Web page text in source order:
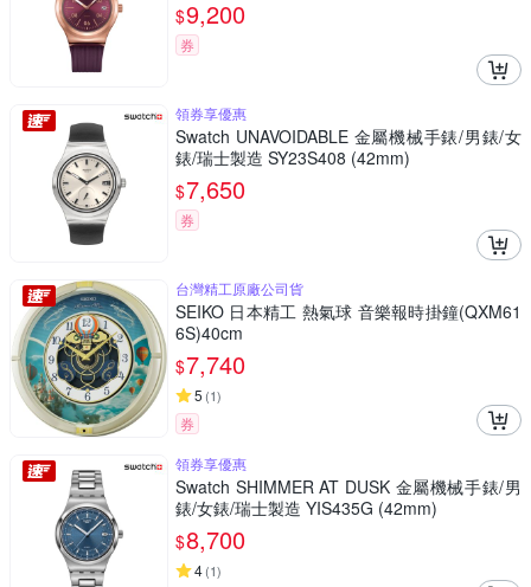
$9,200
券
領券享優惠
Swatch UNAVOIDABLE 金屬機械手錶/男錶/女
錶/瑞士製造 SY23S408 (42mm)
$7,650
券
台灣精工原廠公司貨
SEIKO 日本精工 熱氣球 音樂報時掛鐘(QXM61
6S)40cm
$7,740
5 (1)
券
領券享優惠
Swatch SHIMMER AT DUSK 金屬機械手錶/男
錶/女錶/瑞士製造 YIS435G (42mm)
$8,700
4(1)